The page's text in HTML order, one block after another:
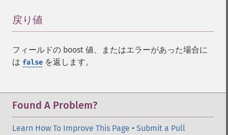
戻り値
フィールドの boost 値、またはエラーがあった場合に
は false を返します。
Found A Problem?
Learn How To Improve This Page • Submit a Pull